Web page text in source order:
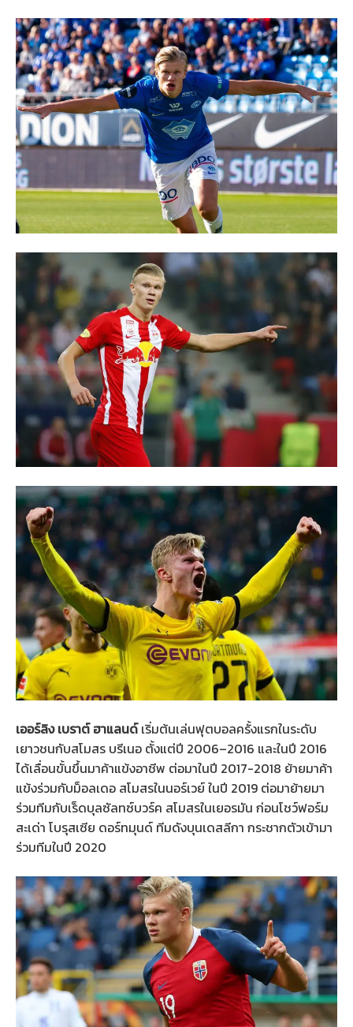
เออร์ลิง เบราต์ ฮาแลนด์เริ่มต้นเล่นฟุตบอลครั้งแรกในระดับ
เยาวชนกับสโมสร บรีเนอ ตั้งแต่ปี 2006–2016 และในปี 2016
ได้เลื่อนขั้นขึ้นมาค้าแข้งอาชีพ ต่อมาในปี 2017-2018 ย้ายมาค้า
แข้งร่วมกับม็อลเดอ สโมสรในนอร์เวย์ ในปี 2019 ต่อมาย้ายมา
ร่วมทีมกับเร็ดบุลซัลทซ์บวร์ค สโมสรในเยอรมัน ก่อนโชว์ฟอร์ม
สะเด่า โบรุสเซีย ดอร์ทมุนด์ ทีมดังบุนเดสลีกา กระชากตัวเข้ามา
ร่วมทีมในปี 2020